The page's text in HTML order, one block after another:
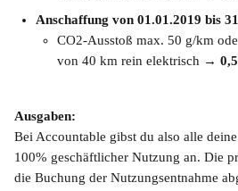
Anschaffung von 01.01.2019 bis
CO2-Ausstoß max. 50 g/km
von 40 km rein elektrisch →
Ausgaben:
Bei Accountable gibst du also alle
100% geschäftlicher Nutzung an. Die
die Buchung der Nutzungsentnahme